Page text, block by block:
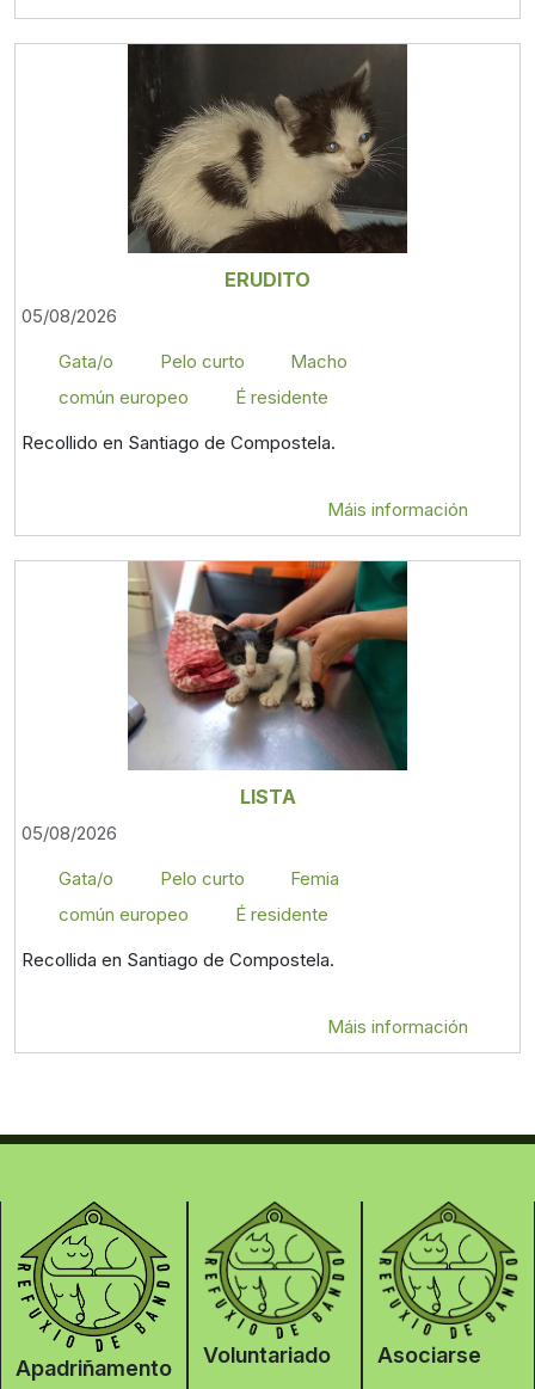
ERUDITO
05/08/2026
Gata/o
Pelo curto
Macho
común europeo
É residente
Recollido en Santiago de Compostela.
Máis información
LISTA
05/08/2026
Gata/o
Pelo curto
Femia
común europeo
É residente
Recollida en Santiago de Compostela.
Máis información
Apadriñamento
Voluntariado Asociarse